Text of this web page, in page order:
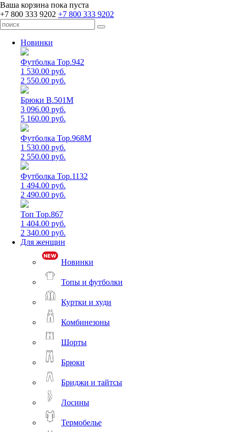
Ваша корзина пока пуста
+7 800 333 9202 +7 800 333 9202
Новинки
Футболка Top.942
1 530.00 руб.
2 550.00 руб.
Брюки B.501M
3 096.00 руб.
5 160.00 руб.
Футболка Top.968M
1 530.00 руб.
2 550.00 руб.
Футболка Top.1132
1 494.00 руб.
2 490.00 руб.
Топ Top.867
1 404.00 руб.
2 340.00 руб.
Для женщин
Новинки
Топы и футболки
Куртки и худи
Комбинезоны
Шорты
Брюки
Бриджи и тайтсы
Лосины
Термобелье